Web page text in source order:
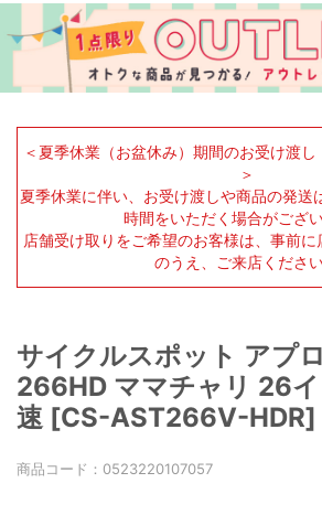
＜夏季休業（お盆休み）期間のお受け渡
＞
夏季休業に伴い、お受け渡しや商品の発送
時間をいただく場合がござい
店舗受け取りをご希望のお客様は、事前
のうえ、ご来店ください
サイクルスポット アプ
266HD ママチャリ 26
速 [CS-AST266V-HDR]
商品コード： 0523220107057